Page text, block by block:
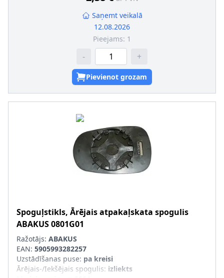
Saņemt veikalā
12.08.2026
Pieejams: 1
- +
Pievienot grozam
Spoguļstikls, Ārējais atpakaļskata spogulis
ABAKUS0801G01
Ražotājs: ABAKUS
EAN: 5905993282257
Uzstādīšanas puse: pa kreisi
Ārējais-/Iekšējais spogulis: izliekts